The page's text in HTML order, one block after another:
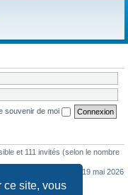
ce site, vous
souvenir de moi
et 111 invités (selon le nombre
le mar. 19 mai 2026